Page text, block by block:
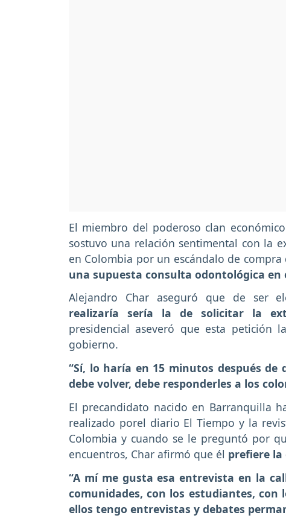
El miembro del poderoso clan
sostuvo una relación sentimental con la
en Colombia por un escándalo de compra
una supuesta consulta odontológica en
Alejandro Char aseguró que de ser
realizaría sería la de solicitar la
presidencial aseveró que esta petición
gobierno.
“Sí, lo haría en 15 minutos después de
debe volver, debe responderles a los
El precandidato nacido en Barranquilla
realizado porel diario El Tiempo y la
Colombia y cuando se le preguntó por
encuentros, Char afirmó que él prefiere
“A mí me gusta esa entrevista en la
comunidades, con los estudiantes, con
ellos tengo entrevistas y debates